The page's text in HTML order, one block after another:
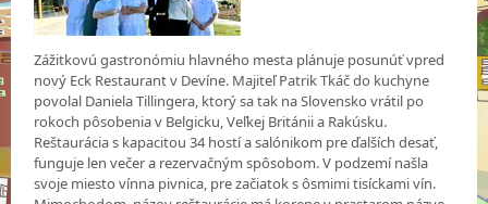
Zážitkovú gastronómiu hlavného mesta plánuje posunúť vpred
nový Eck Restaurant v Devíne. Majiteľ Patrik Tkáč do kuchyne
povolal Daniela Tillingera, ktorý sa tak na Slovensko vrátil po
rokoch pôsobenia v Belgicku, Veľkej Británii a Rakúsku.
Reštaurácia s kapacitou 34 hostí a salónikom pre ďalších desať,
funguje len večer a rezervačným spôsobom. V podzemí našla
svoje miesto vínna pivnica, pre začiatok s ôsmimi tisíckami vín.